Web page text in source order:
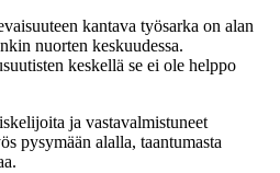
kantava työsarka on alan
nuorten keskuudessa.
keskellä se ei ole helppo
ja vastavalmistuneet
pysymään alalla, taantumasta